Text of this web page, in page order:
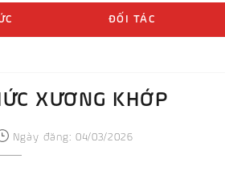
ĐỐI TÁC
XƯƠNG KHỚP
Ngày đăng: 04/03/2026